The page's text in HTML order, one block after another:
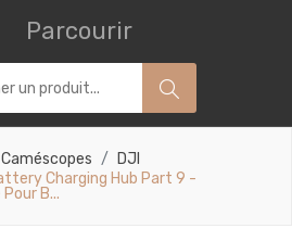
Parcourir
Caméscopes
DJI
Charging Hub Part 9 -
B...